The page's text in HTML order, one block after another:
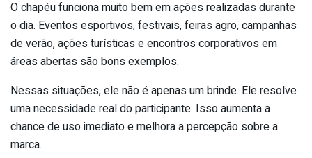
O chapéu funciona muito bem em ações realizadas durante
o dia. Eventos esportivos, festivais, feiras agro, campanhas
de verão, ações turísticas e encontros corporativos em
áreas abertas são bons exemplos.
Nessas situações, ele não é apenas um brinde. Ele resolve
uma necessidade real do participante. Isso aumenta a
chance de uso imediato e melhora a percepção sobre a
marca.